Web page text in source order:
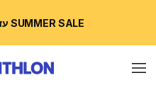
SUMMER SALE עד 50% הנחה 🛍️
Menu